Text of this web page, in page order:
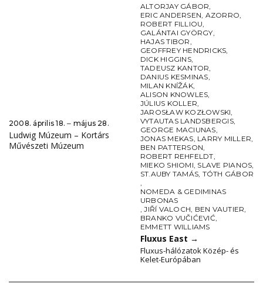
2008. április 18. ‒ május 28.
Ludwig Múzeum – Kortárs
Művészeti Múzeum
ALTORJAY GÁBOR,
ERIC ANDERSEN, AZORRO,
ROBERT FILLIOU,
GALÁNTAI GYÖRGY,
HAJAS TIBOR,
GEOFFREY HENDRICKS,
DICK HIGGINS,
TADEUSZ KANTOR,
DANIUS KESMINAS,
MILAN KNÍŽÁK,
ALISON KNOWLES,
JÚLIUS KOLLER,
JAROSŁAW KOZŁOWSKI,
VYTAUTAS LANDSBERGIS,
GEORGE MACIUNAS,
JONAS MEKAS, LARRY MILLER,
BEN PATTERSON,
ROBERT REHFELDT,
MIEKO SHIOMI, SLAVE PIANOS,
ST.AUBY TAMÁS, TÓTH GÁBOR
,
NOMEDA & GEDIMINAS
URBONAS
,JIŘÍ VALOCH, BEN VAUTIER,
BRANKO VUČIĆEVIĆ,
EMMETT WILLIAMS
Fluxus East →
Fluxus-hálózatok Közép- és
Kelet-Európában